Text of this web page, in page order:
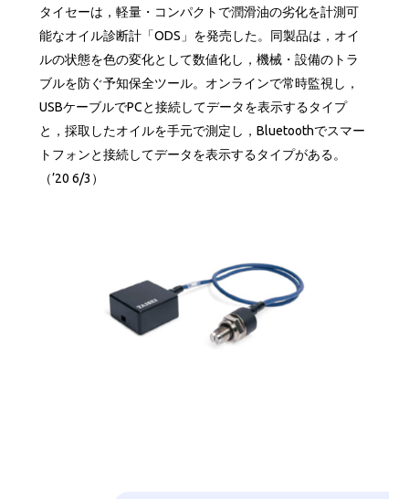
タイセーは，軽量・コンパクトで潤滑油の劣化を計測可
能なオイル診断計「ODS」を発売した。同製品は，オイ
ルの状態を色の変化として数値化し，機械・設備のトラ
ブルを防ぐ予知保全ツール。オンラインで常時監視し，
USBケーブルでPCと接続してデータを表示するタイプ
と，採取したオイルを手元で測定し，Bluetoothでスマー
トフォンと接続してデータを表示するタイプがある。
（’20 6/3）